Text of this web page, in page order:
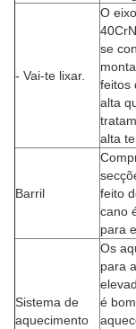
- Vai-te lixar.
O
se
feitos
alta
alta
Barril
feito
cano
para
Sistema de
aquecimento
Os
para
é